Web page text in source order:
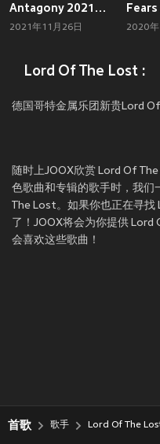
Antagony 2021 (Explicit)
2021年11月26日 2020年
Lord Of The Lost :
德国哥特金属乐团新贵Lord
随时上JOOX欣赏 Lord Of
色歌曲和专辑的歌手时，我
The Lost。如果你也正在寻
了！JOOX将会为你提供
会喜欢这些歌曲！
首歌 歌手 Lord Of The